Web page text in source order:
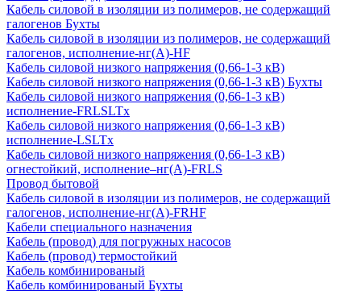
Кабель силовой в изоляции из полимеров, не содержащий
галогенов Бухты
Кабель силовой в изоляции из полимеров, не содержащий
галогенов, исполнение-нг(А)-HF
Кабель силовой низкого напряжения (0,66-1-3 кВ)
Кабель силовой низкого напряжения (0,66-1-3 кВ) Бухты
Кабель силовой низкого напряжения (0,66-1-3 кВ)
исполнение-FRLSLTx
Кабель силовой низкого напряжения (0,66-1-3 кВ)
исполнение-LSLTx
Кабель силовой низкого напряжения (0,66-1-3 кВ)
огнестойкий, исполнение–нг(А)-FRLS
Провод бытовой
Кабель силовой в изоляции из полимеров, не содержащий
галогенов, исполнение-нг(А)-FRHF
Кабели специального назначения
Кабель (провод) для погружных насосов
Кабель (провод) термостойкий
Кабель комбинированый
Кабель комбинированый Бухты